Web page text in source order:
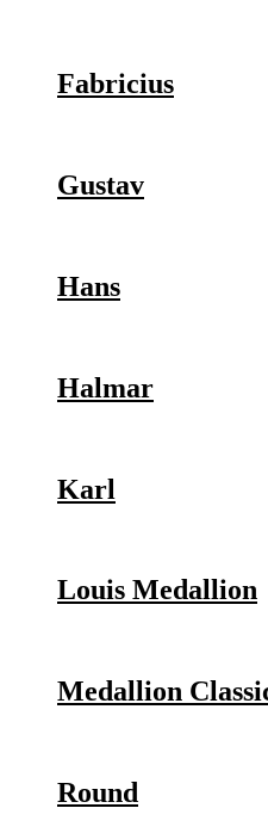
Fabricius
Gustav
Hans
Halmar
Karl
Louis Medallion
Medallion
Round